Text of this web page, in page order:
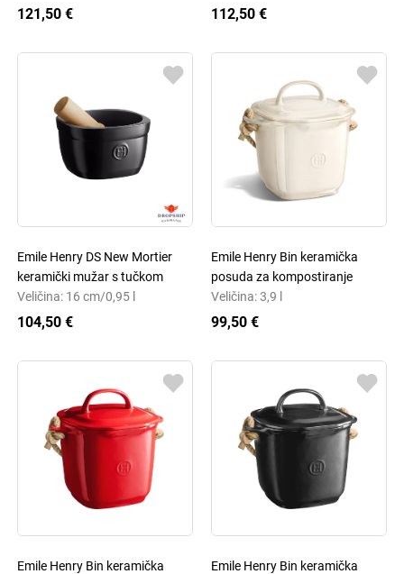
121,50 € 112,50 €
Emile Henry DS New Mortier
keramički mužar s tučkom
Veličina: 16 cm/0,95 l
104,50 €
Emile Henry Bin keramička
posuda za kompostiranje
Veličina: 3,9 l
99,50 €
Emile Henry Bin keramička
Emile Henry Bin keramička